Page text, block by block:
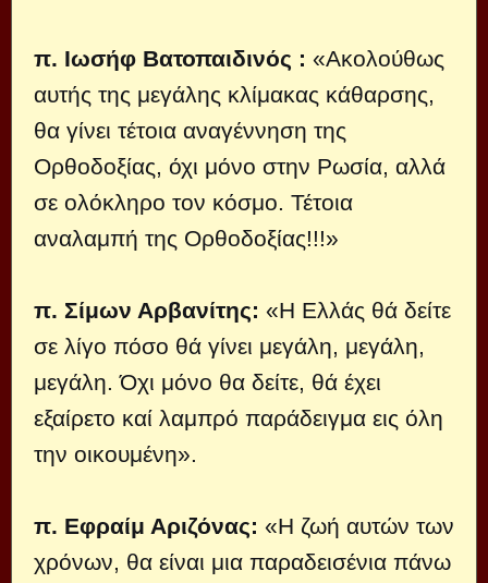
π. Ιωσήφ Βατοπαιδινός : «Ακολούθως
αυτής της μεγάλης κλίμακας κάθαρσης,
θα γίνει τέτοια αναγέννηση της
Ορθοδοξίας, όχι μόνο στην Ρωσία, αλλά
σε ολόκληρο τον κόσμο. Τέτοια
αναλαμπή της Ορθοδοξίας!!!»
π. Σίμων Αρβανίτης: «Η Ελλάς θά δείτε
σε λίγο πόσο θά γίνει μεγάλη, μεγάλη,
μεγάλη. Όχι μόνο θα δείτε, θά έχει
εξαίρετο καί λαμπρό παράδειγμα εις όλη
την οικουμένη».
π. Εφραίμ Αριζόνας: «Η ζωή αυτών των
χρόνων, θα είναι μια παραδεισένια πάνω